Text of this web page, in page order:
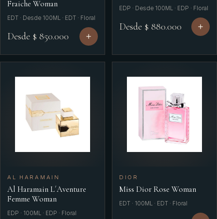
Fraiche Woman
EDT · Desde 100ML · EDT · Floral
Desde $ 850.000
EDP · Desde 100ML · EDP · Floral
Desde $ 880.000
AL HARAMAIN
Al Haramain L´Aventure
Femme Woman
EDP · 100ML · EDP · Floral
DIOR
Miss Dior Rose Woman
EDT · 100ML · EDT · Floral